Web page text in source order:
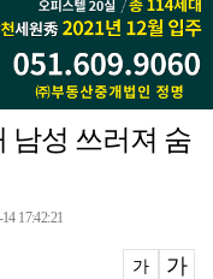
남성 쓰러져 숨
17:42:21
가 가